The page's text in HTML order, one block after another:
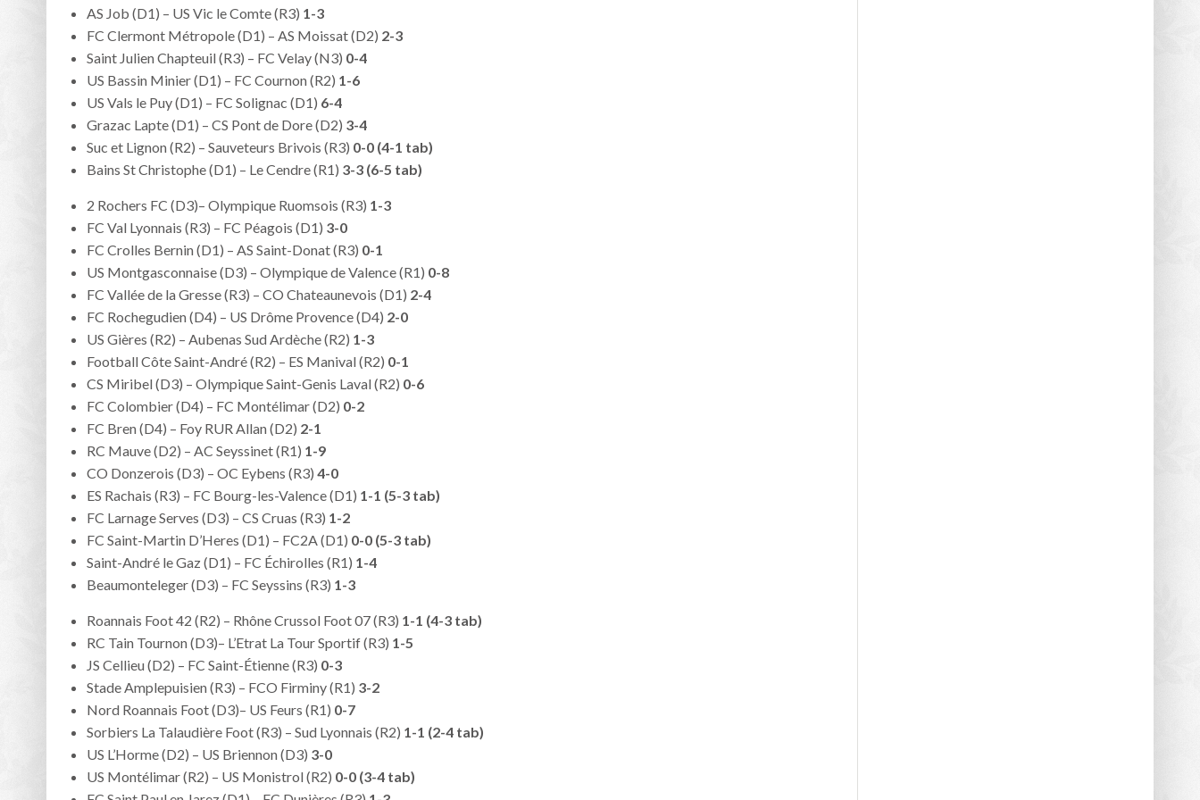
AS Job (D1) – US Vic le Comte (R3) 1-3
FC Clermont Métropole (D1) – AS Moissat (D2) 2-3
Saint Julien Chapteuil (R3) – FC Velay (N3) 0-4
US Bassin Minier (D1) – FC Cournon (R2) 1-6
US Vals le Puy (D1) – FC Solignac (D1) 6-4
Grazac Lapte (D1) – CS Pont de Dore (D2) 3-4
Suc et Lignon (R2) – Sauveteurs Brivois (R3) 0-0 (4-1 tab)
Bains St Christophe (D1) – Le Cendre (R1) 3-3 (6-5 tab)
2 Rochers FC (D3)– Olympique Ruomsois (R3) 1-3
FC Val Lyonnais (R3) – FC Péagois (D1) 3-0
FC Crolles Bernin (D1) – AS Saint-Donat (R3) 0-1
US Montgasconnaise (D3) – Olympique de Valence (R1) 0-8
FC Vallée de la Gresse (R3) – CO Chateaunevois (D1) 2-4
FC Rochegudien (D4) – US Drôme Provence (D4) 2-0
US Gières (R2) – Aubenas Sud Ardèche (R2) 1-3
Football Côte Saint-André (R2) – ES Manival (R2) 0-1
CS Miribel (D3) – Olympique Saint-Genis Laval (R2) 0-6
FC Colombier (D4) – FC Montélimar (D2) 0-2
FC Bren (D4) – Foy RUR Allan (D2) 2-1
RC Mauve (D2) – AC Seyssinet (R1) 1-9
CO Donzerois (D3) – OC Eybens (R3) 4-0
ES Rachais (R3) – FC Bourg-les-Valence (D1) 1-1 (5-3 tab)
FC Larnage Serves (D3) – CS Cruas (R3) 1-2
FC Saint-Martin D’Heres (D1) – FC2A (D1) 0-0 (5-3 tab)
Saint-André le Gaz (D1) – FC Échirolles (R1) 1-4
Beaumonteleger (D3) – FC Seyssins (R3) 1-3
Roannais Foot 42 (R2) – Rhône Crussol Foot 07 (R3) 1-1 (4-3 tab)
RC Tain Tournon (D3)– L’Etrat La Tour Sportif (R3) 1-5
JS Cellieu (D2) – FC Saint-Étienne (R3) 0-3
Stade Amplepuisien (R3) – FCO Firminy (R1) 3-2
Nord Roannais Foot (D3)– US Feurs (R1) 0-7
Sorbiers La Talaudière Foot (R3) – Sud Lyonnais (R2) 1-1 (2-4 tab)
US L’Horme (D2) – US Briennon (D3) 3-0
US Montélimar (R2) – US Monistrol (R2) 0-0 (3-4 tab)